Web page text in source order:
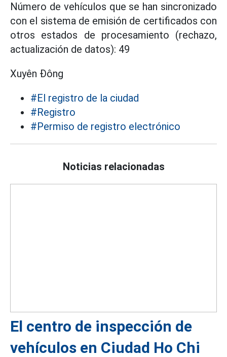
Número de vehículos que se han sincronizado
con el sistema de emisión de certificados con
otros estados de procesamiento (rechazo,
actualización de datos): 49
Xuyên Đông
#El registro de la ciudad
#Registro
#Permiso de registro electrónico
Noticias relacionadas
El centro de inspección de
vehículos en Ciudad Ho Chi